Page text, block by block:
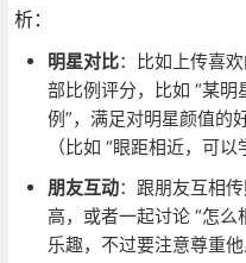
析：
明星对比：比如上传喜
部比例评分，比如 “某
例”，满足对明星颜值的
（比如 “眼距相近，可以
朋友互动：跟朋友互相
高，或者一起讨论 “怎
乐趣，不过要注意尊重